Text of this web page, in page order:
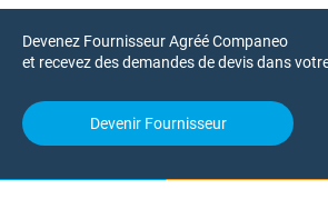
Devenez Fournisseur Agréé Companeo
et recevez des demandes de devis dans
Devenir Fournisseur